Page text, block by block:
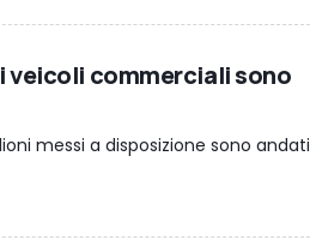
veicoli commerciali sono
messi a disposizione sono andati